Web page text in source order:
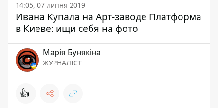
14:05, 07 липня 2019
Ивана Купала на Арт-заводе Платформа
в Киеве: ищи себя на фото
Марія Бунякіна
ЖУРНАЛІСТ
👍